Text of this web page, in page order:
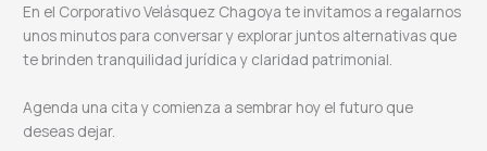
En el Corporativo Velásquez Chagoya te invitamos a regalarnos
unos minutos para conversar y explorar juntos alternativas que
te brinden tranquilidad jurídica y claridad patrimonial.
Agenda una cita y comienza a sembrar hoy el futuro que
deseas dejar.